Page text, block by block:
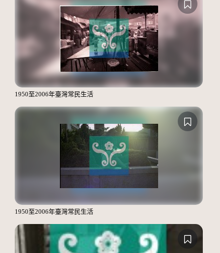
1950至2006年臺灣常民生活
1950至2006年臺灣常民生活